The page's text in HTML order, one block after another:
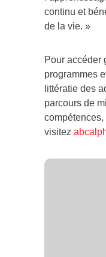
continu et
de la vie. »
Pour accéder
programmes
littératie des
parcours de
compétences,
visitez